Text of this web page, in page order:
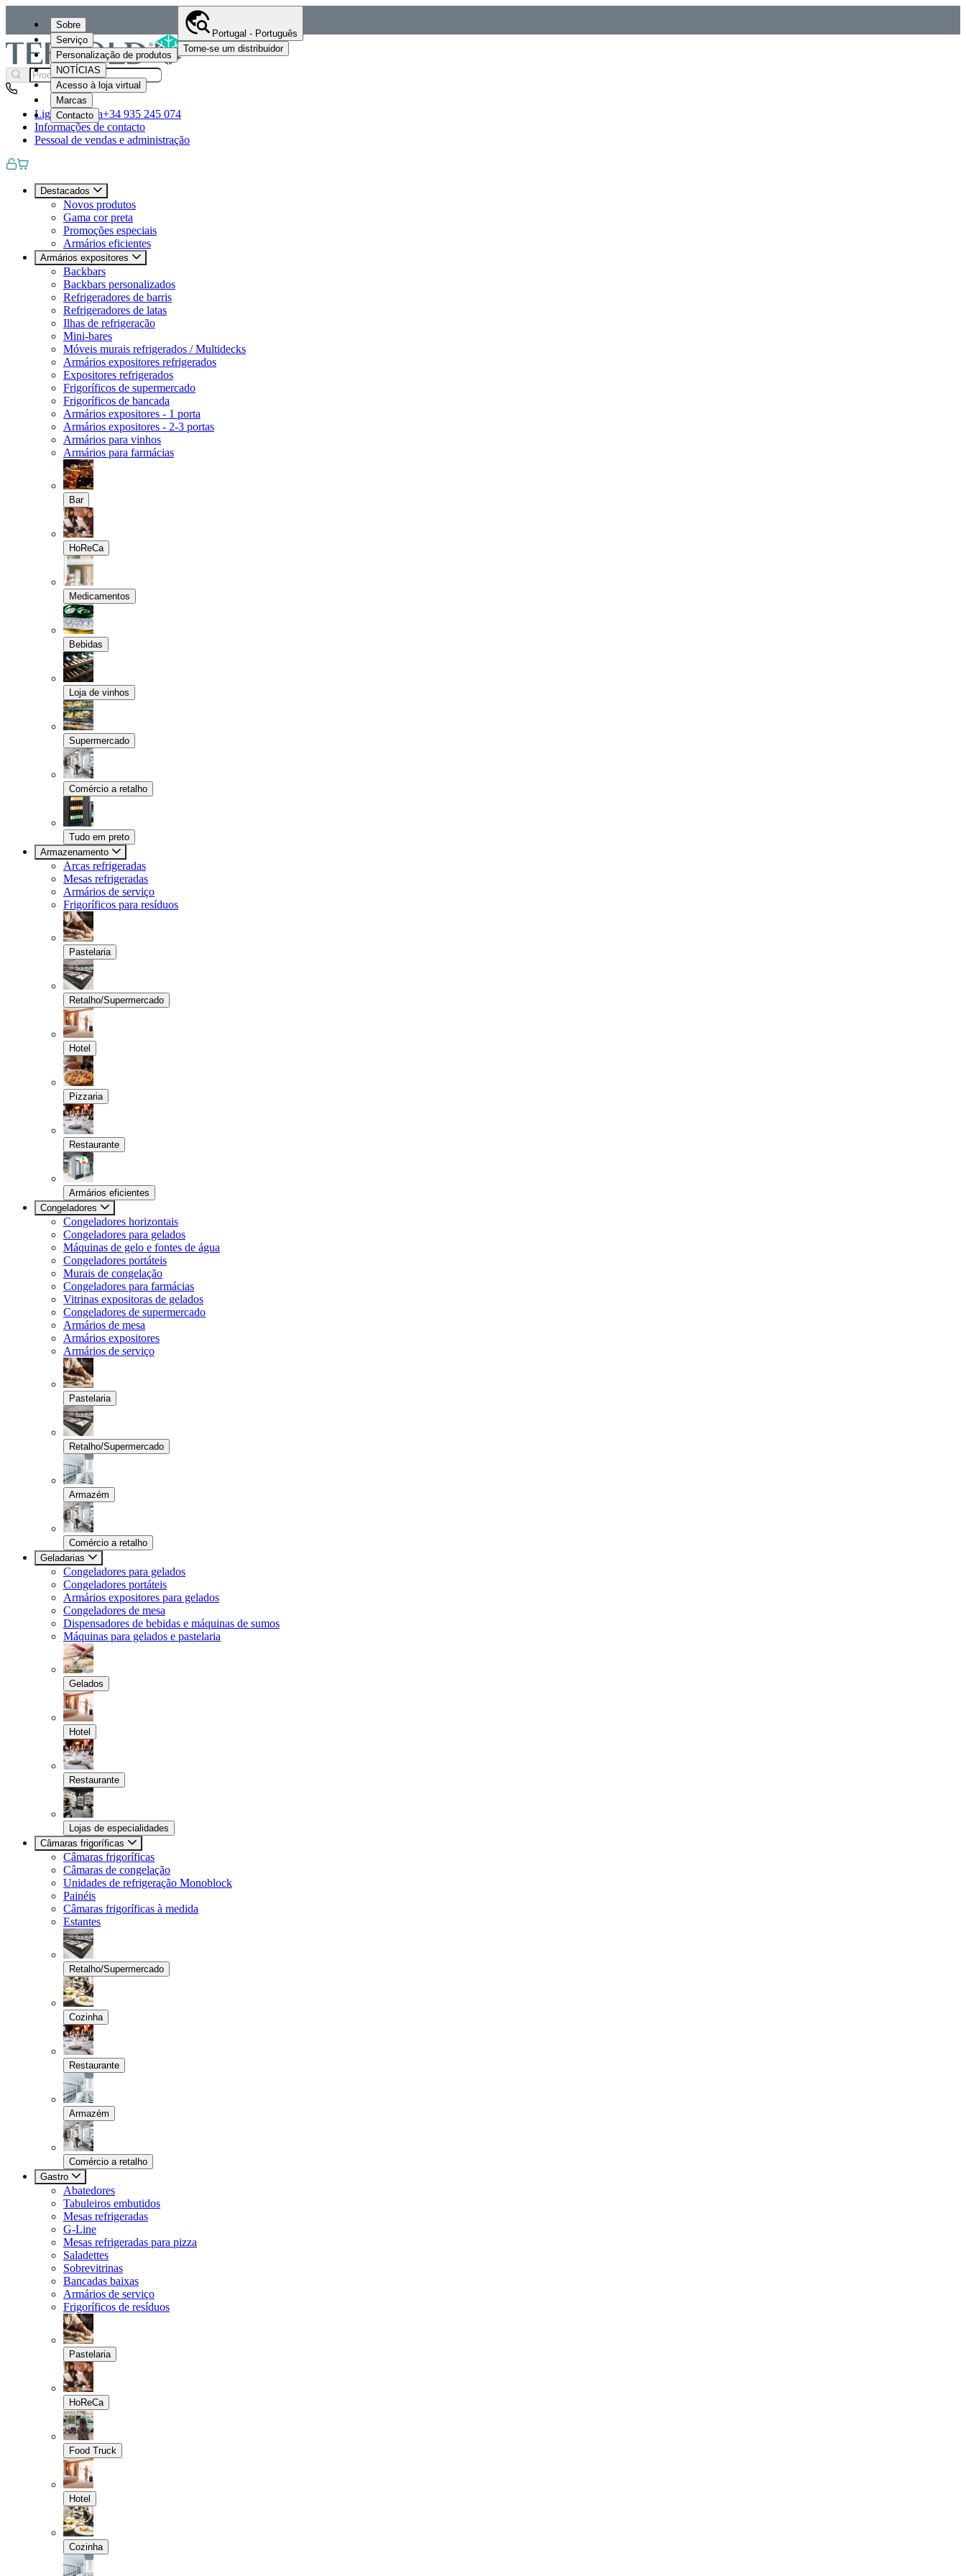
Sobre
Serviço
Personalização de produtos
NOTÍCIAS
Acesso à loja virtual
Marcas
Contacto
Portugal - Português
Torne-se um distribuidor
Ligue-nos para+34 935 245 074
Informações de contacto
Pessoal de vendas e administração
Destacados
Novos produtos
Gama cor preta
Promoções especiais
Armários eficientes
Armários expositores
Backbars
Backbars personalizados
Refrigeradores de barris
Refrigeradores de latas
Ilhas de refrigeração
Mini-bares
Móveis murais refrigerados / Multidecks
Armários expositores refrigerados
Expositores refrigerados
Frigoríficos de supermercado
Frigoríficos de bancada
Armários expositores - 1 porta
Armários expositores - 2-3 portas
Armários para vinhos
Armários para farmácias
Bar
HoReCa
Medicamentos
Bebidas
Loja de vinhos
Supermercado
Comércio a retalho
Tudo em preto
Armazenamento
Arcas refrigeradas
Mesas refrigeradas
Armários de serviço
Frigoríficos para resíduos
Pastelaria
Retalho/Supermercado
Hotel
Pizzaria
Restaurante
Armários eficientes
Congeladores
Congeladores horizontais
Congeladores para gelados
Máquinas de gelo e fontes de água
Congeladores portáteis
Murais de congelação
Congeladores para farmácias
Vitrinas expositoras de gelados
Congeladores de supermercado
Armários de mesa
Armários expositores
Armários de serviço
Pastelaria
Retalho/Supermercado
Armazém
Comércio a retalho
Geladarias
Congeladores para gelados
Congeladores portáteis
Armários expositores para gelados
Congeladores de mesa
Dispensadores de bebidas e máquinas de sumos
Máquinas para gelados e pastelaria
Gelados
Hotel
Restaurante
Lojas de especialidades
Câmaras frigoríficas
Câmaras frigoríficas
Câmaras de congelação
Unidades de refrigeração Monoblock
Painéis
Câmaras frigoríficas à medida
Estantes
Retalho/Supermercado
Cozinha
Restaurante
Armazém
Comércio a retalho
Gastro
Abatedores
Tabuleiros embutidos
Mesas refrigeradas
G-Line
Mesas refrigeradas para pizza
Saladettes
Sobrevitrinas
Bancadas baixas
Armários de serviço
Frigoríficos de resíduos
Pastelaria
HoReCa
Food Truck
Hotel
Cozinha